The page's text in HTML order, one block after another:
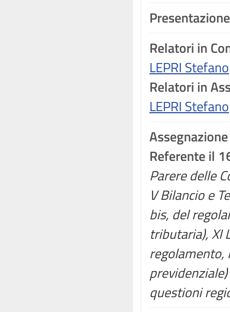
Relatori in
LEPRI Stefano
Relatori in
LEPRI Stefano
Assegnazione
Referente il
Parere delle
V Bilancio e
bis, del
tributaria), XI
questioni